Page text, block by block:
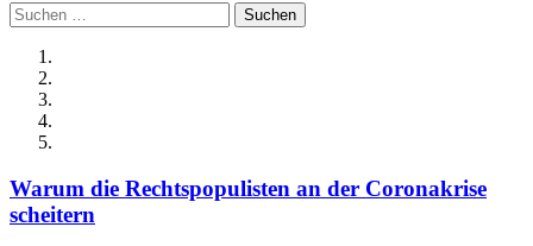
Suchen
nach:
Warum die Rechtspopulisten an der Coronakrise
scheitern